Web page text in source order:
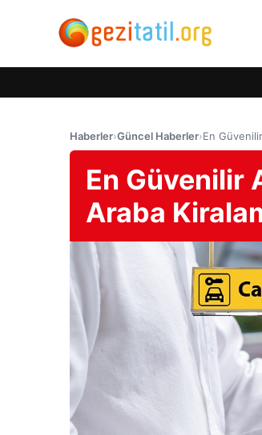
Haberler›Güncel Haberler›En
En Güvenilir
Araba